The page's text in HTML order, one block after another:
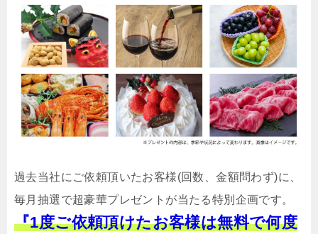
過去当社にご依頼頂いたお客様(回数、金額問わず)に、
毎月抽選で超豪華プレゼントが当たる特別企画です。
『1度ご依頼頂けたお客様は無料で何度